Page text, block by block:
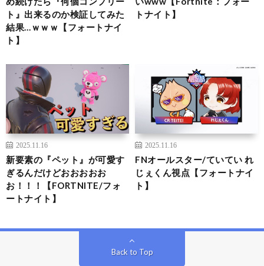
ト』出来るのか検証してみた
結果…ｗｗｗ【フォートナイ
ト】
トナイト】
2025.11.16
新要素の『ペット』が可愛す
ぎるんだけどおおおおお
お！！！【FORTNITE/フォ
ートナイト】
2025.11.16
FNオールスター/ていてい れ
じぇくん視点【フォートナイ
ト】
Back to Top